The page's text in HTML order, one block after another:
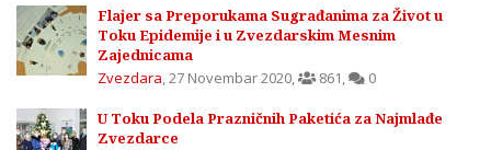
Flajer sa Preporukama Sugrađanima za Život u
Toku Epidemije i u Zvezdarskim Mesnim
Zajednicama
Zvezdara,27 Novembar 2020, 861, 0
U Toku Podela Prazničnih Paketića za Najmlađe
Zvezdarce